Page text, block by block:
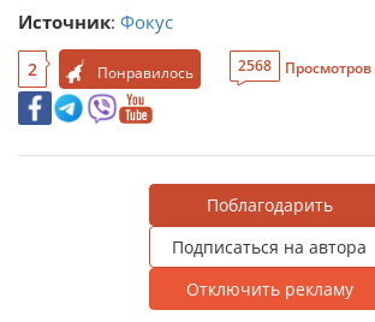
Источник: Фокус
2 Понравилось 2568 Просмотров
Поблагодарить
Подписаться на автора
Отключить рекламу